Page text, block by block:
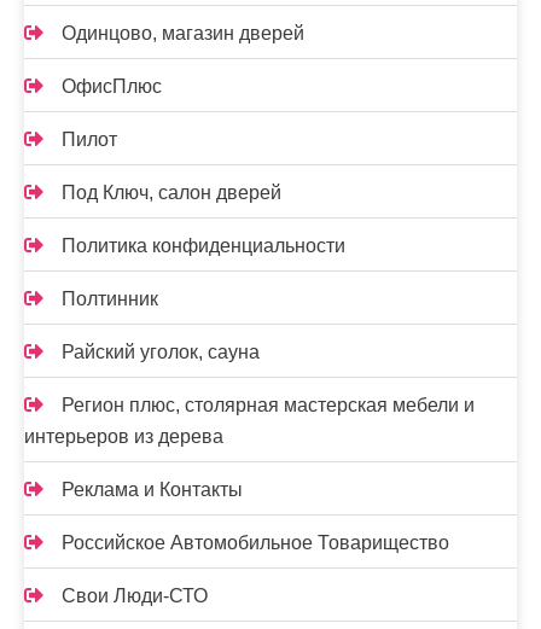
Одинцово, магазин дверей
ОфисПлюс
Пилот
Под Ключ, салон дверей
Политика конфиденциальности
Полтинник
Райский уголок, сауна
Регион плюс, столярная мастерская мебели и
интерьеров из дерева
Реклама и Контакты
Российское Автомобильное Товарищество
Свои Люди-СТО